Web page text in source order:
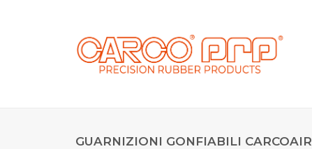
GUARNIZIONI GONFIABILI CARCOAIR